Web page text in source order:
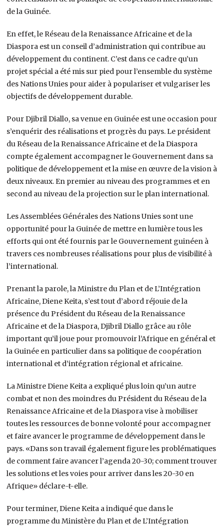
de la Guinée.
En effet, le Réseau de la Renaissance Africaine et de la
Diaspora est un conseil d’administration qui contribue au
développement du continent. C’est dans ce cadre qu’un
projet spécial a été mis sur pied pour l’ensemble du système
des Nations Unies pour aider à populariser et vulgariser les
objectifs de développement durable.
Pour Djibril Diallo, sa venue en Guinée est une occasion pour
s’enquérir des réalisations et progrès du pays. Le président
du Réseau de la Renaissance Africaine et de la Diaspora
compte également accompagner le Gouvernement dans sa
politique de développement et la mise en œuvre de la vision à
deux niveaux. En premier au niveau des programmes et en
second au niveau de la projection sur le plan international.
Les Assemblées Générales des Nations Unies sont une
opportunité pour la Guinée de mettre en lumière tous les
efforts qui ont été fournis par le Gouvernement guinéen à
travers ces nombreuses réalisations pour plus de visibilité à
l’international.
Prenant la parole, la Ministre du Plan et de L’Intégration
Africaine, Diene Keita, s’est tout d’abord réjouie de la
présence du Président du Réseau de la Renaissance
Africaine et de la Diaspora, Djibril Diallo grâce au rôle
important qu’il joue pour promouvoir l’Afrique en général et
la Guinée en particulier dans sa politique de coopération
international et d’intégration régional et africaine.
La Ministre Diene Keita a expliqué plus loin qu’un autre
combat et non des moindres du Président du Réseau de la
Renaissance Africaine et de la Diaspora vise à mobiliser
toutes les ressources de bonne volonté pour accompagner
et faire avancer le programme de développement dans le
pays. «Dans son travail également figure les problématiques
de comment faire avancer l’agenda 20-30; comment trouver
les solutions et les voies pour arriver dans les 20-30 en
Afrique» déclare-t-elle.
Pour terminer, Diene Keita a indiqué que dans le
programme du Ministère du Plan et de L’Intégration